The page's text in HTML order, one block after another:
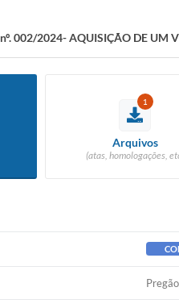
nº. 002/2024- AQUISIÇÃO DE UM
1
Arquivos
(atas, homologações,